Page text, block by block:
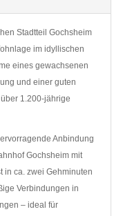
Stadtteil Gochsheim
im idyllischen
eines gewachsenen
und einer guten
1.200-jährige
Anbindung
Gochsheim mit
in ca. zwei Gehminuten
Verbindungen in
– ideal für